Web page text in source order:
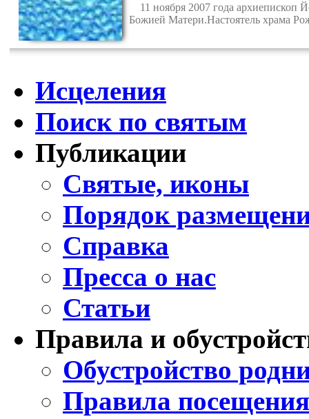
11 ноября 2007 года архиепископ
Божией Матери.Настоятель храма
Исцеления
Поиск по святым
Публикации
Святые, иконы
Порядок
Справка
Пресса о нас
Статьи
Правила и
Обустройство
Правила